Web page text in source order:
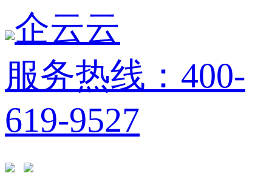
企云云
服务热线：400-
619-9527